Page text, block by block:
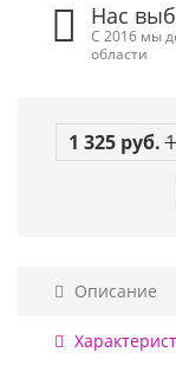
Нас
С 2016 мы
области
1 325 руб.
Описание